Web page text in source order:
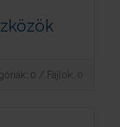
0 / Fájlok: 0